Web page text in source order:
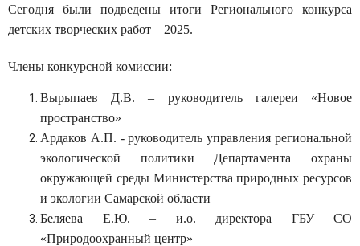
Сегодня были подведены итоги Регионального конкурса
детских творческих работ – 2025.
Члены конкурсной комиссии:
Вырыпаев Д.В. – руководитель галереи «Новое
пространство»
Ардаков А.П. - руководитель управления региональной
экологической политики Департамента охраны
окружающей среды Министерства природных ресурсов
и экологии Самарской области
Беляева Е.Ю. – и.о. директора ГБУ СО
«Природоохранный центр»